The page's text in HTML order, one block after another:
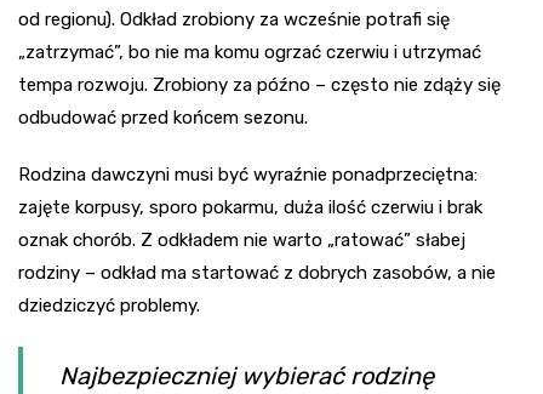
od regionu). Odkład zrobiony za wcześnie potrafi się
„zatrzymać”, bo nie ma komu ogrzać czerwiu i utrzymać
tempa rozwoju. Zrobiony za późno – często nie zdąży się
odbudować przed końcem sezonu.
Rodzina dawczyni musi być wyraźnie ponadprzeciętna:
zajęte korpusy, sporo pokarmu, duża ilość czerwiu i brak
oznak chorób. Z odkładem nie warto „ratować” słabej
rodziny – odkład ma startować z dobrych zasobów, a nie
dziedziczyć problemy.
Najbezpieczniej wybierać rodzinę